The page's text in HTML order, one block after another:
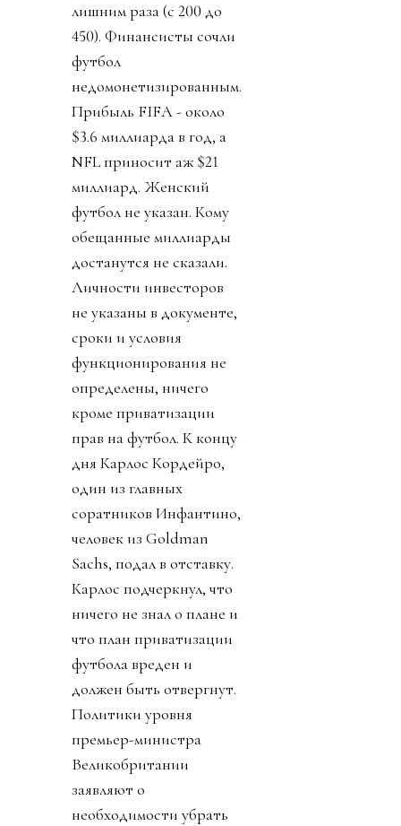
лишним раза (с 200 до
450). Финансисты сочли
футбол
недомонетизированным.
Прибыль FIFA - около
$3.6 миллиарда в год, а
NFL приносит аж $21
миллиард. Женский
футбол не указан. Кому
обещанные миллиарды
достанутся не сказали.
Личности инвесторов
не указаны в документе,
сроки и условия
функционирования не
определены, ничего
кроме приватизации
прав на футбол. К концу
дня Карлос Кордейро,
один из главных
соратников Инфантино,
человек из Goldman
Sachs, подал в отставку.
Карлос подчеркнул, что
ничего не знал о плане и
что план приватизации
футбола вреден и
должен быть отвергнут.
Политики уровня
премьер-министра
Великобритании
заявляют о
необходимости убрать